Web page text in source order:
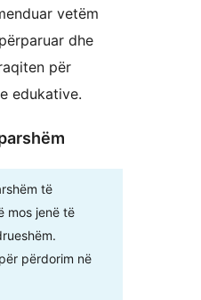
vetëm
dhe
për
edukative.
të
mos jenë të
përdorim në